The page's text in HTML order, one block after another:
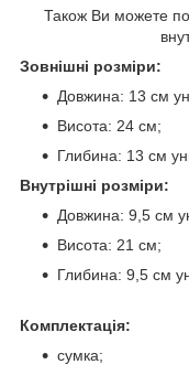
Також Ви можете
Зовнішні розміри:
Довжина: 13 см
Висота: 24 см;
Глибина: 13 см
Внутрішні розміри:
Довжина: 9,5 см
Висота: 21 см;
Глибина: 9,5 см
Комплектація:
сумка;